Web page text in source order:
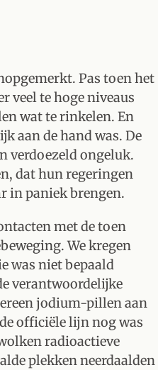
Pas toen het
veel te hoge niveaus
wat te rinkelen. En
aan de hand was. De
verdoezeld ongeluk.
dat hun regeringen
in paniek brengen.
met de toen
We kregen
was niet bepaald
verantwoordelijke
jodium-pillen aan
officiële lijn nog was
radioactieve
plekken neerdaalden